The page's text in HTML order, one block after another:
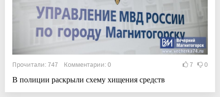
Прочитали: 747 Комментарии: 0 7 0
В полиции раскрыли схему хищения средств